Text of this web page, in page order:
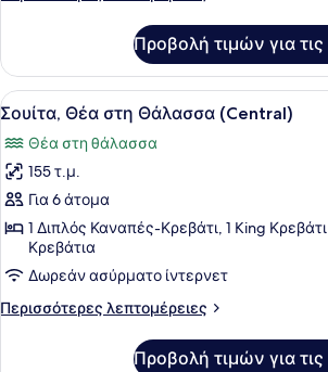
1
Υπνοδωμάτιο
(Penthouse)
Προβολή τιμών για
Προβολή
όλων
των
φωτογραφιών
για
Σουίτα,
Θέα
στη
Θάλασσα
Σουίτα,
11
Σουίτα, Θέα στη Θάλασσα (Central)
Θέα στη θάλασσα
155 τ.μ.
Για 6 άτομα
1 Διπλός Καναπές-Κρεβάτι, 1 King
Κρεβάτια
Δωρεάν ασύρματο ίντερνετ
Περισσότερες λεπτομέρειες
Περισσότερες
Προβολή τιμών για